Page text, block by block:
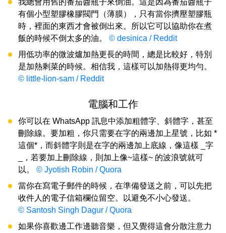
有個小型塑膠橡膠閥門（薄膜），只有當你擠壓塑膠瓶
時，裡面的東西才會被倒出來。所以它可以協助你在煮
飯的時候不倒太多的油。 © desinica / Reddit
用低功率的微波爐加熱更長的時間，總是比較好，特別
是加熱剩菜的時候。相信我，這樣可以加熱得更均勻。
© little-lion-sam / Reddit
電腦和工作
你可以在 WhatsApp 訊息中添加粗體字、斜體字，甚至
刪除線。要加粗，你只需要在字的兩邊加上星號，比如 *
這個*，而斜體字則是在字的兩邊加上底線，像這樣 _字
_，若要加上刪除線，則加上像~這樣~ 的波浪號就可
以。 © Jyotish Robin / Quora
當你在寫電子郵件的時候，在準備發送之前，可以先把
收件人的電子信箱欄位留空。以避免不小心發送。
© Santosh Singh Dagur / Quora
如果你喜歡邊工作邊聽音樂，但又覺得這會分散注意力